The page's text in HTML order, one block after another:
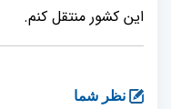
این کشور منتقل کنم.
نظر شما